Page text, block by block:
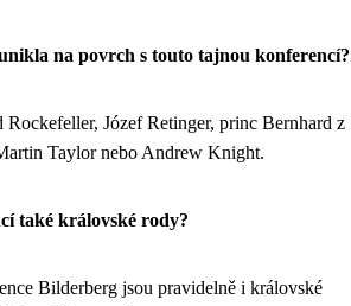
na povrch s touto tajnou konferencí?
Józef Retinger, princ Bernhard z
Taylor nebo Andrew Knight.
také královské rody?
Bilderberg jsou pravidelně i královské